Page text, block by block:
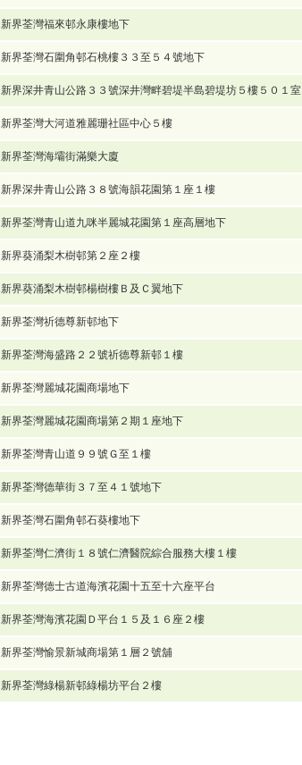
新界荃灣福來邨永康樓地下
新界荃灣石圍角邨石桃樓３３至５４號地下
新界深井青山公路３３號深井灣畔碧堤半島碧堤坊５樓５０１室
新界荃灣大河道雅麗珊社區中心５樓
新界荃灣海壩街滿樂大廈
新界深井青山公路３８號海韻花園第１座１樓
新界荃灣青山道九咪半麗城花園第１座高層地下
新界葵涌梨木樹邨第２座２樓
新界葵涌梨木樹邨楊樹樓Ｂ及Ｃ翼地下
新界荃灣祈德尊新邨地下
新界荃灣海盛路２２號祈德尊新邨１樓
新界荃灣麗城花園商場地下
新界荃灣麗城花園商場第２期１座地下
新界荃灣青山道９９號Ｇ至１樓
新界荃灣德華街３７至４１號地下
新界荃灣石圍角邨石葵樓地下
新界荃灣仁濟街１８號仁濟醫院綜合服務大樓１樓
新界荃灣德士古道海濱花園十五至十六座平台
新界荃灣海濱花園Ｄ平台１５及１６座２樓
新界荃灣愉景新城商場第１層２號舖
新界荃灣綠楊新邨綠楊坊平台２樓